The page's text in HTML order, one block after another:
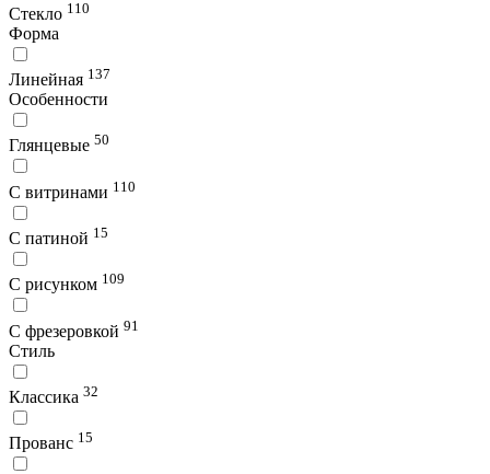
Стекло 110
Форма
Линейная 137
Особенности
Глянцевые 50
С витринами 110
С патиной 15
С рисунком 109
С фрезеровкой 91
Стиль
Классика 32
Прованс 15